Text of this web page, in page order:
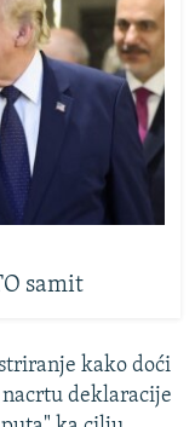
samit
kako doći
deklaracije